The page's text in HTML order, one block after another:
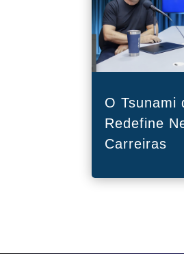
O Tsunami
Redefine
Carreiras